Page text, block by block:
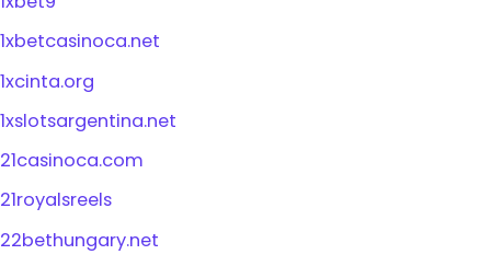
1xbetcasinoca.net
1xcinta.org
1xslotsargentina.net
21casinoca.com
21royalsreels
22bethungary.net